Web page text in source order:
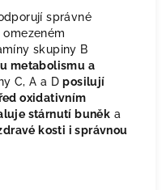
správné
skupiny B
metabolismu a
C, A a Dposilují
oxidativním
stárnutí buněk a
kosti i správnou